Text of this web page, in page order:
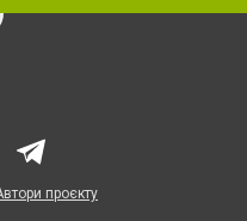
проєкту